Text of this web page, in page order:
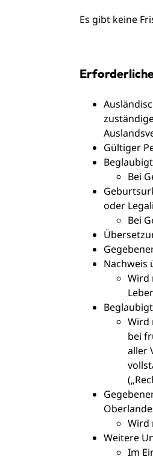
Es gibt keine
Gültiger
Bei
oder
Bei
Nachweis
Wird
Wird
bei
aller
Wird
Weitere
Im